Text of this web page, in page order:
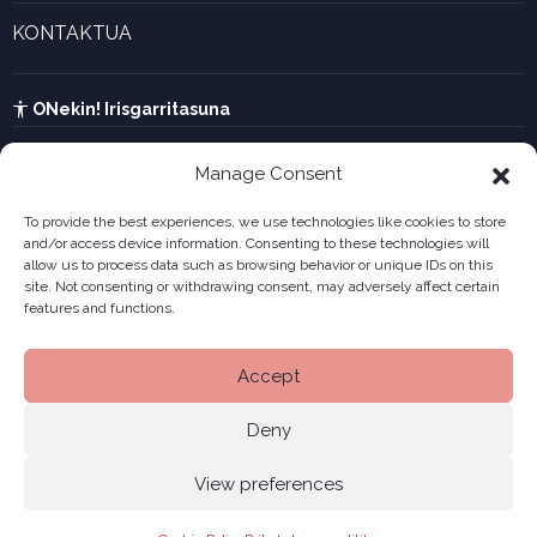
Manage Consent
To provide the best experiences, we use technologies like cookies to store
and/or access device information. Consenting to these technologies will
allow us to process data such as browsing behavior or unique IDs on this
site. Not consenting or withdrawing consent, may adversely affect certain
features and functions.
Accept
Deny
View preferences
UTA kalkulagailua
KONTAKTUA
ONekin! Irisgarritasuna